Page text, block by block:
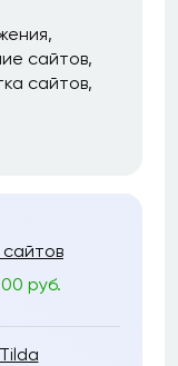
сайтов
сайтов
руб.